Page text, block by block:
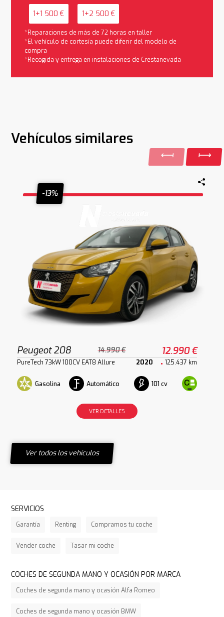
1+1 500 € 1+2 500 €
*Reparaciones de más de 72 horas en taller
*El vehículo de cortesía puede diferir del modelo de
compra
*Recogida y entrega en instalaciones de Crestanevada
Vehículos similares
-13%
Peugeot 208 14.990 € 12.990 €
PureTech 73kW 100CV EAT8 Allure 2020 125.437 km
Gasolina Automático 101 cv
VER DETALLES
Ver todos los vehículos
SERVICIOS
Garantía Renting Compramos tu coche
Vender coche Tasar mi coche
COCHES DE SEGUNDA MANO Y OCASIÓN POR MARCA
Coches de segunda mano y ocasión Alfa Romeo
Coches de segunda mano y ocasión BMW